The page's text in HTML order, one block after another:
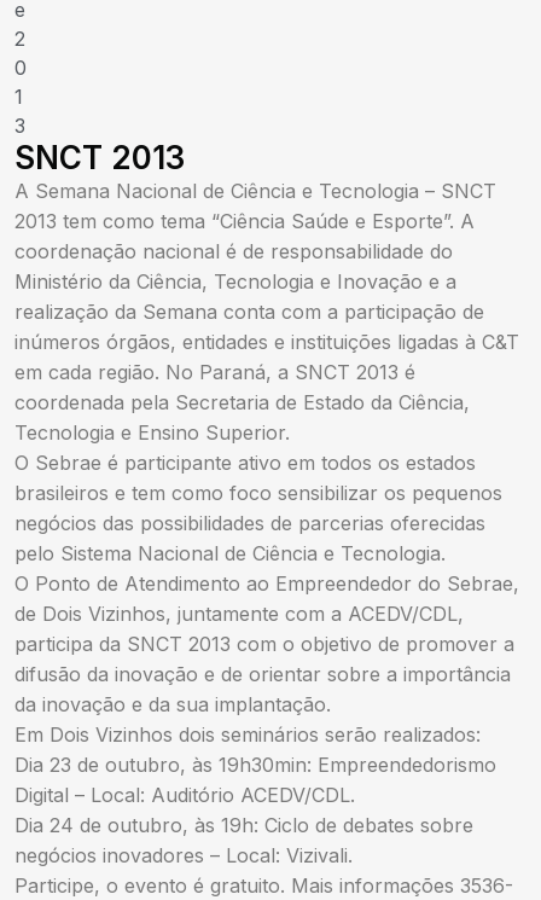
e
2
0
1
3
SNCT 2013
A Semana Nacional de Ciência e Tecnologia – SNCT
2013 tem como tema “Ciência Saúde e Esporte”. A
coordenação nacional é de responsabilidade do
Ministério da Ciência, Tecnologia e Inovação e a
realização da Semana conta com a participação de
inúmeros órgãos, entidades e instituições ligadas à C&T
em cada região. No Paraná, a SNCT 2013 é
coordenada pela Secretaria de Estado da Ciência,
Tecnologia e Ensino Superior.
O Sebrae é participante ativo em todos os estados
brasileiros e tem como foco sensibilizar os pequenos
negócios das possibilidades de parcerias oferecidas
pelo Sistema Nacional de Ciência e Tecnologia.
O Ponto de Atendimento ao Empreendedor do Sebrae,
de Dois Vizinhos, juntamente com a ACEDV/CDL,
participa da SNCT 2013 com o objetivo de promover a
difusão da inovação e de orientar sobre a importância
da inovação e da sua implantação.
Em Dois Vizinhos dois seminários serão realizados:
Dia 23 de outubro, às 19h30min: Empreendedorismo
Digital – Local: Auditório ACEDV/CDL.
Dia 24 de outubro, às 19h: Ciclo de debates sobre
negócios inovadores – Local: Vizivali.
Participe, o evento é gratuito. Mais informações 3536-